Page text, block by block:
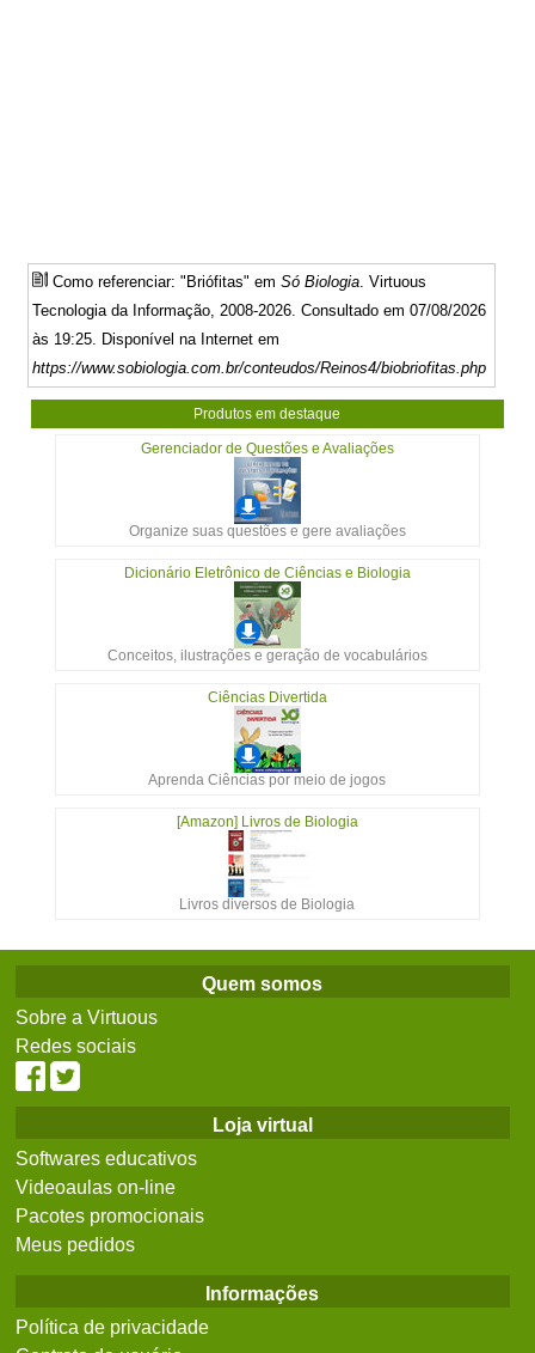
Como referenciar: "Briófitas" emSó Biologia . Virtuous
Tecnologia da Informação, 2008-2026. Consultado em 07/08/2026
às 19:25. Disponível na Internet em
https://www.sobiologia.com.br/conteudos/Reinos4/biobriofitas.php
Produtos em destaque
Gerenciador de Questões e Avaliações
Organize suas questões e gere avaliações
Dicionário Eletrônico de Ciências e Biologia
Conceitos, ilustrações e geração de vocabulários
Ciências Divertida
Aprenda Ciências por meio de jogos
[Amazon] Livros de Biologia
Livros diversos de Biologia
Quem somos
Sobre a Virtuous
Redes sociais
Loja virtual
Softwares educativos
Videoaulas on-line
Pacotes promocionais
Meus pedidos
Informações
Política de privacidade